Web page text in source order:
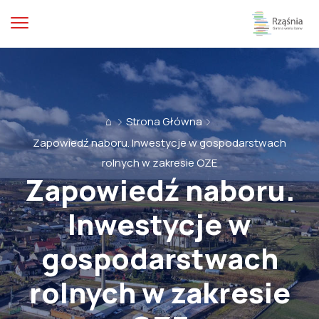
⌂
Strona Główna
Zapowiedź naboru. Inwestycje w gospodarstwach
rolnych w zakresie OZE
Zapowiedź naboru.
Inwestycje w
gospodarstwach
rolnych w zakresie